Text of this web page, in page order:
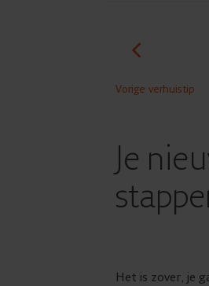
Vorige verhuistip
Je
Het is zover, je